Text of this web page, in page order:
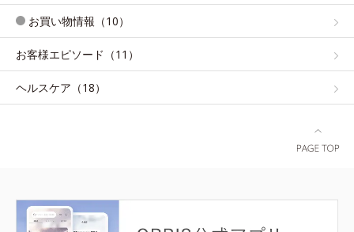
お買い物情報（10）
お客様エピソード（11）
ヘルスケア（18）